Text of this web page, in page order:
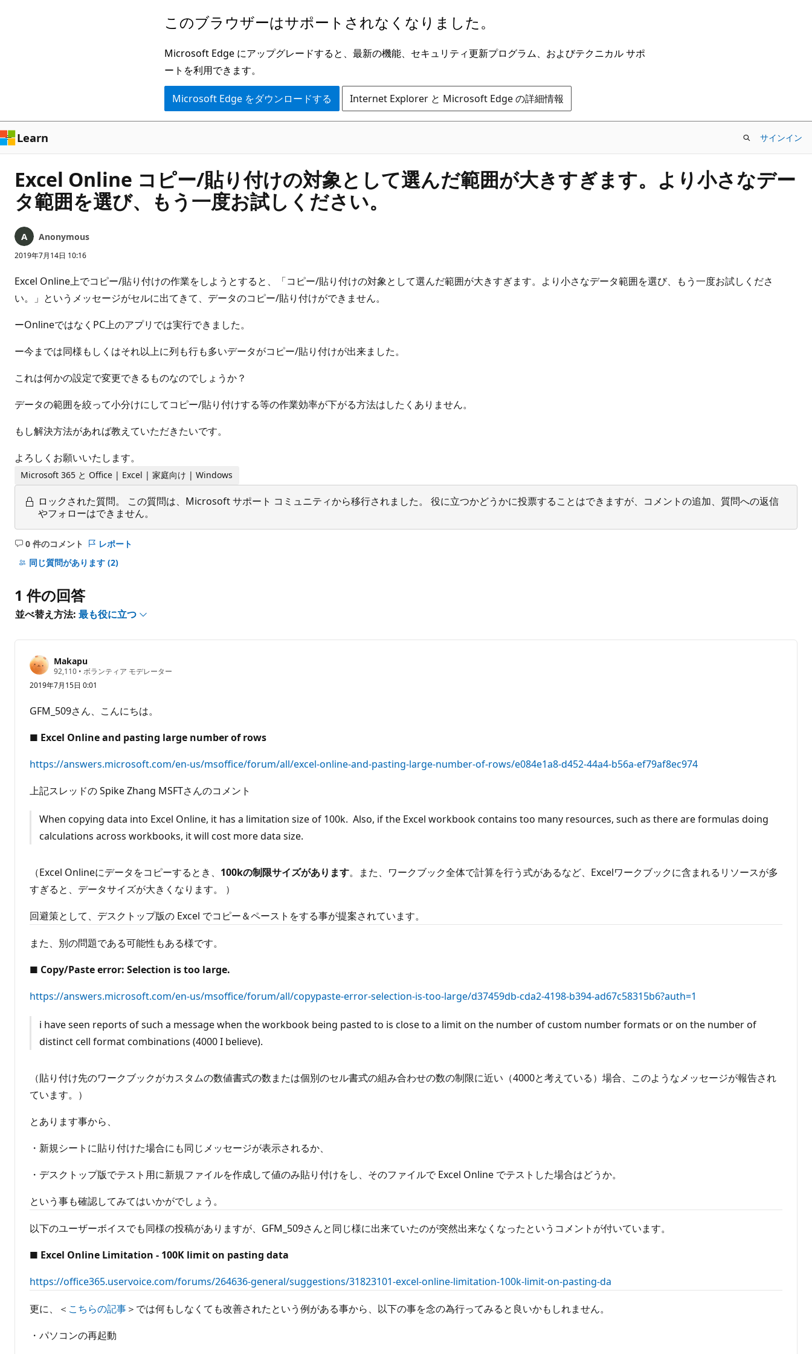
ン
ツ
に
ス
キ
ッ
このブラウザーはサポートされなくなりました。
Microsoft Edge にアップグレードすると、最新の機能、セキュリティ更新プログラム、およびテクニカル サポ
ートを利用できます。
Microsoft Edge をダウンロードする Internet Explorer と Microsoft Edge の詳細情報
Learn サインイン
Excel Online コピー/貼り付けの対象として選んだ範囲が大きすぎます。より小さなデー
タ範囲を選び、もう一度お試しください。
Anonymous
2019年7月14日 10:16
Excel Online上でコピー/貼り付けの作業をしようとすると、「コピー/貼り付けの対象として選んだ範囲が大きすぎます。より小さなデータ範囲を選び、もう一度お試しくださ
い。」というメッセージがセルに出てきて、データのコピー/貼り付けができません。
ーOnlineではなくPC上のアプリでは実行できました。
ー今までは同様もしくはそれ以上に列も行も多いデータがコピー/貼り付けが出来ました。
これは何かの設定で変更できるものなのでしょうか？
データの範囲を絞って小分けにしてコピー/貼り付けする等の作業効率が下がる方法はしたくありません。
もし解決方法があれば教えていただきたいです。
よろしくお願いいたします。
Microsoft 365 と Office | Excel | 家庭向け | Windows
ロックされた質問。
この質問は、Microsoft サポート コミュニティから移行されました。 役に立つかどうかに投票することはできますが、コメントの追加、質問への返信
やフォローはできません。
0 件のコメント
コ
メ
は
あ
ま
ん
レポート
同じ質問があります (2)
1 件の回答
並べ替え方法: 最も役に立つ
Makapu
92,110 評
価
の
イ
ン
• ボランティア モデレーター
2019年7月15日 0:01
GFM_509さん、こんにちは。
■ Excel Online and pasting large number of rows
https://answers.microsoft.com/en-us/msoffice/forum/all/excel-online-and-pasting-large-number-of-rows/e084e1a8-d452-44a4-b56a-ef79af8ec974
上記スレッドの Spike Zhang MSFTさんのコメント
When copying data into Excel Online, it has a limitation size of 100k. Also, if the Excel workbook contains too many resources, such as there are formulas doing
calculations across workbooks, it will cost more data size.
（Excel Onlineにデータをコピーするとき、 100kの制限サイズがあります。また、ワークブック全体で計算を行う式があるなど、Excelワークブックに含まれるリソースが多
すぎると、データサイズが大きくなります。 ）
回避策として、デスクトップ版の Excel でコピー＆ペーストをする事が提案されています。
また、別の問題である可能性もある様です。
■ Copy/Paste error: Selection is too large.
https://answers.microsoft.com/en-us/msoffice/forum/all/copypaste-error-selection-is-too-large/d37459db-cda2-4198-b394-ad67c58315b6?auth=1
i have seen reports of such a message when the workbook being pasted to is close to a limit on the number of custom number formats or on the number of
distinct cell format combinations (4000 I believe).
（貼り付け先のワークブックがカスタムの数値書式の数または個別のセル書式の組み合わせの数の制限に近い（4000と考えている）場合、このようなメッセージが報告され
ています。）
とあります事から、
・新規シートに貼り付けた場合にも同じメッセージが表示されるか、
・デスクトップ版でテスト用に新規ファイルを作成して値のみ貼り付けをし、そのファイルで Excel Online でテストした場合はどうか。
という事も確認してみてはいかがでしょう。
以下のユーザーボイスでも同様の投稿がありますが、GFM_509さんと同じ様に出来ていたのが突然出来なくなったというコメントが付いています。
■ Excel Online Limitation - 100K limit on pasting data
https://office365.uservoice.com/forums/264636-general/suggestions/31823101-excel-online-limitation-100k-limit-on-pasting-da
更に、＜ こちらの記事＞では何もしなくても改善されたという例がある事から、以下の事を念の為行ってみると良いかもしれません。
・パソコンの再起動